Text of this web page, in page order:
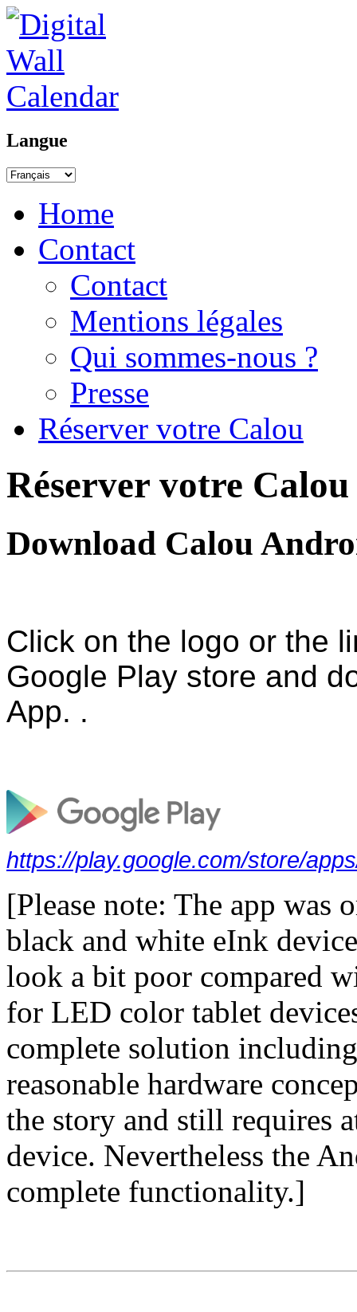
Langue
Home
Contact
Contact
Mentions légales
Qui sommes-nous ?
Presse
Réserver votre Calou
Réserver votre Calou
Download Calou
Click on the logo or the
Google Play store and
App. .
https://play.google.com/store/
[Please note: The app was
black and white eInk
look a bit poor compared
for LED color tablet
complete solution
reasonable hardware
the story and still requires
device. Nevertheless the
complete functionality.]